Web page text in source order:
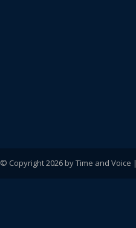
© Copyright 2026 by Time and Voice |